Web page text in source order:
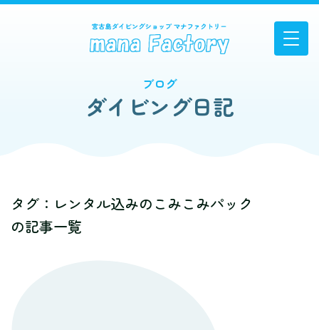
ブログ
ダイビング日記
タグ：レンタル込みのこみこみパック
の記事一覧